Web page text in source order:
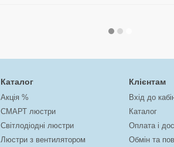
Каталог
Акція %
СМАРТ люстри
Світлодіодні люстри
Люстри з вентилятором
Клієнтам
Вхід до
Каталог
Оплата і
Обмін та